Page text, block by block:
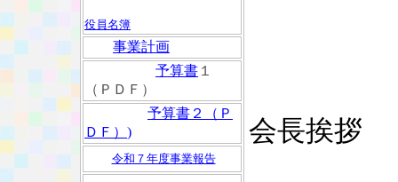
役員名簿
事業計画
予算書 １
（ＰＤＦ）
予算書２（Ｐ
ＤＦ） )
令和７年度事業報告
会長